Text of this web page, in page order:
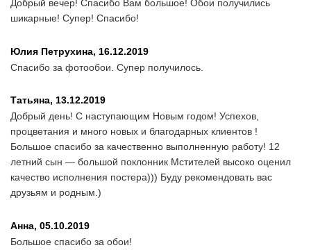
Добрый вечер! Спасибо Вам большое! Обои получились
шикарные! Супер! Спасибо!
Юлия Петрухина, 16.12.2019
Спасибо за фотообои. Супер получилось.
Татьяна, 13.12.2019
Добрый день! С наступающим Новым годом! Успехов,
процветания и много новых и благодарных клиентов !
Большое спасибо за качественно выполненную работу! 12
летний сын — большой поклонник Мстителей высоко оценил
качество исполнения постера))) Буду рекомендовать вас
друзьям и родным.)
Анна, 05.10.2019
Большое спасибо за обои!